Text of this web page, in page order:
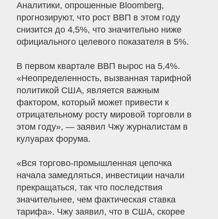
Аналитики, опрошенные Bloomberg,
прогнозируют, что рост ВВП в этом году
снизится до 4,5%, что значительно ниже
официального целевого показателя в 5%.
В первом квартале ВВП вырос на 5,4%.
«Неопределенность, вызванная тарифной
политикой США, является важным
фактором, который может привести к
отрицательному росту мировой торговли в
этом году», — заявил Чжу журналистам в
кулуарах форума.
«Вся торгово-промышленная цепочка
начала замедляться, инвестиции начали
прекращаться, так что последствия
значительнее, чем фактическая ставка
тарифа». Чжу заявил, что в США, скорее